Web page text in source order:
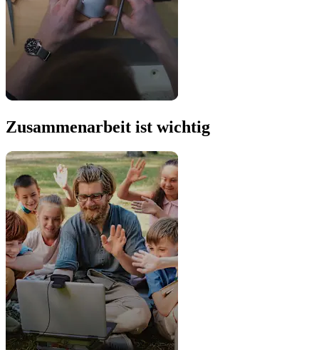
Zusammenarbeit ist wichtig